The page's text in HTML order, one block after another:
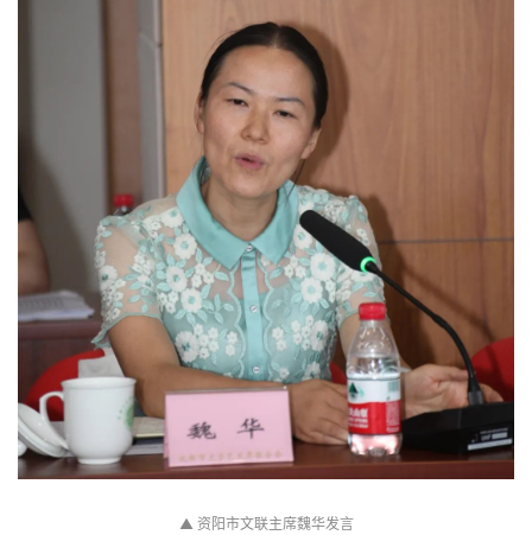
页
坛
快
讯
▲ 资阳市文联主席魏华发言